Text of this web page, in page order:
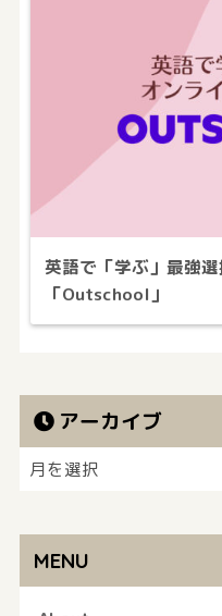
英語で「学ぶ」最強
「Outschool」
アーカイブ
MENU